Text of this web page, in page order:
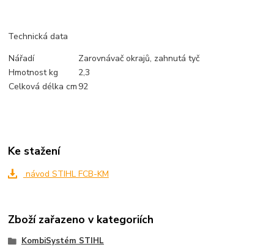
Technická data
Nářadí
Zarovnávač okrajů, zahnutá tyč
Hmotnost kg
2,3
Celková délka cm 92
Ke stažení
návod STIHL FCB-KM
Zboží zařazeno v kategoriích
KombiSystém STIHL